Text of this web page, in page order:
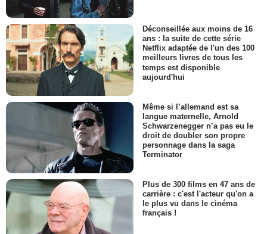
Déconseillée aux moins de 16
ans : la suite de cette série
Netflix adaptée de l'un des 100
meilleurs livres de tous les
temps est disponible
aujourd'hui
Même si l’allemand est sa
langue maternelle, Arnold
Schwarzenegger n’a pas eu le
droit de doubler son propre
personnage dans la saga
Terminator
Plus de 300 films en 47 ans de
carrière : c'est l'acteur qu'on a
le plus vu dans le cinéma
français !